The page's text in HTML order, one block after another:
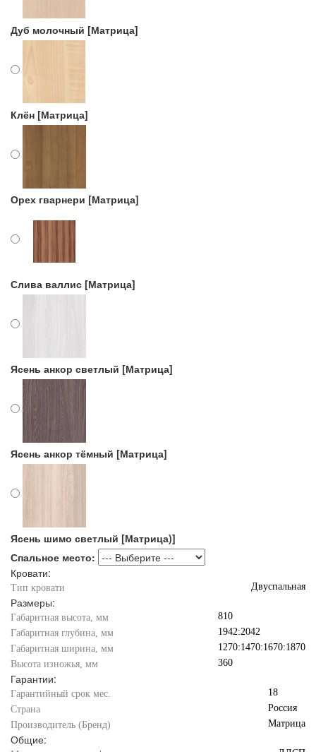
Дуб молочный [Матрица]
Клён [Матрица]
Орех гварнери [Матрица]
Слива валлис [Матрица]
Ясень анкор светлый [Матрица]
Ясень анкор тёмный [Матрица]
Ясень шимо светлый [Матрица)]
Спальное место:
Кровати:
Тип кровати Двуспальная
Размеры:
Габаритная высота, мм
810
Габаритная глубина, мм
1942:2042
Габаритная ширина, мм
1270:1470:1670:1870
Высота изножья, мм
360
Гарантии:
Гарантийный срок мес.
18
Страна
Россия
Производитель (Бренд)
Матрица
Общие: